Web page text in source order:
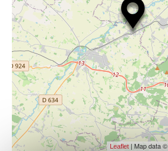
Leaflet | Map data ©